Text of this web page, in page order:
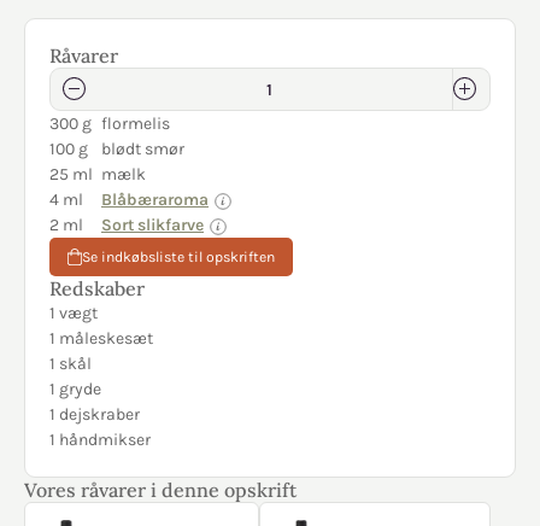
Råvarer
300 g flormelis
100 g
blødt smør
25 ml mælk
4 ml
Blåbæraroma
2 ml
Sort slikfarve
Se indkøbsliste til opskriften
Redskaber
1 vægt
1 måleskesæt
1 skål
1 gryde
1 dejskraber
1 håndmikser
Vores råvarer i denne opskrift